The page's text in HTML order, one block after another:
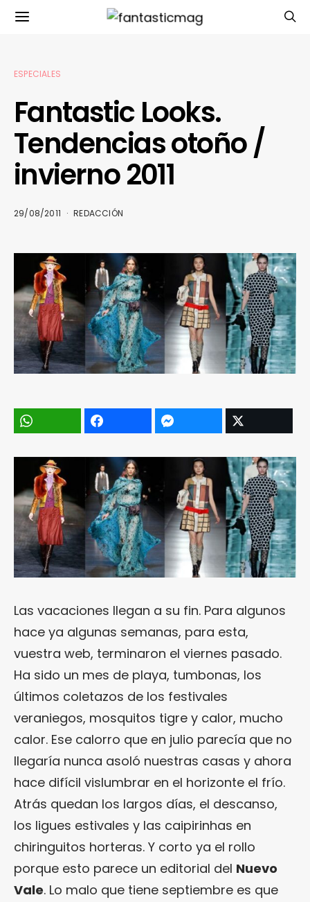
ESPECIALES
Fantastic Looks.
Tendencias otoño /
invierno 2011
29/08/2011 REDACCIÓN
Las vacaciones llegan a su fin. Para algunos
hace ya algunas semanas, para esta,
vuestra web, terminaron el viernes pasado.
Ha sido un mes de playa, tumbonas, los
últimos coletazos de los festivales
veraniegos, mosquitos tigre y calor, mucho
calor. Ese calorro que en julio parecía que no
llegaría nunca asoló nuestras casas y ahora
hace difícil vislumbrar en el horizonte el frío.
Atrás quedan los largos días, el descanso,
los ligues estivales y las caipirinhas en
chiringuitos horteras. Y corto ya el rollo
porque esto parece un editorial del Nuevo
Vale. Lo malo que tiene septiembre es que